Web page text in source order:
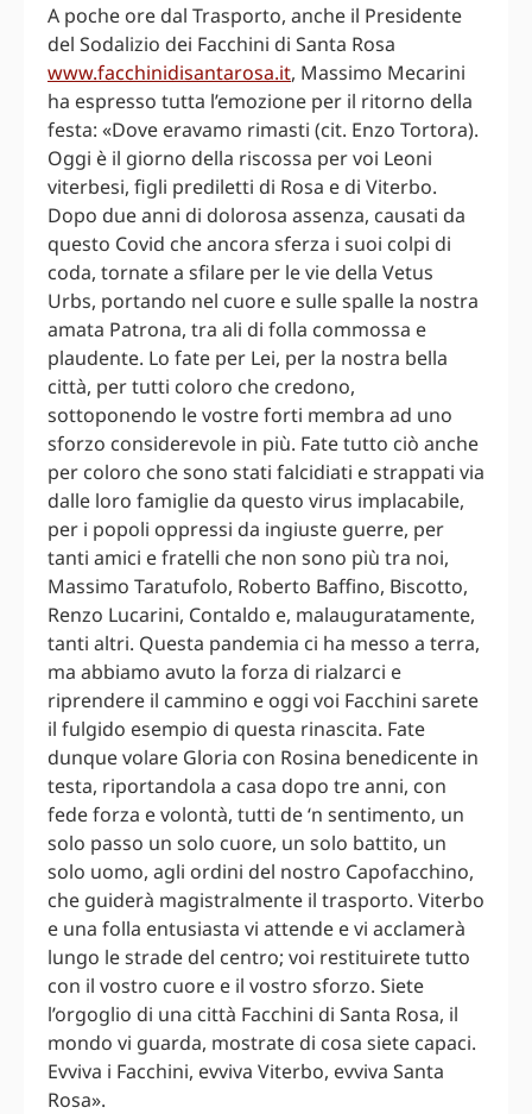
A poche ore dal Trasporto, anche il Presidente
del Sodalizio dei Facchini di Santa Rosa
www.facchinidisantarosa.it, Massimo Mecarini
ha espresso tutta l’emozione per il ritorno della
festa: «Dove eravamo rimasti (cit. Enzo Tortora).
Oggi è il giorno della riscossa per voi Leoni
viterbesi, figli prediletti di Rosa e di Viterbo.
Dopo due anni di dolorosa assenza, causati da
questo Covid che ancora sferza i suoi colpi di
coda, tornate a sfilare per le vie della Vetus
Urbs, portando nel cuore e sulle spalle la nostra
amata Patrona, tra ali di folla commossa e
plaudente. Lo fate per Lei, per la nostra bella
città, per tutti coloro che credono,
sottoponendo le vostre forti membra ad uno
sforzo considerevole in più. Fate tutto ciò anche
per coloro che sono stati falcidiati e strappati via
dalle loro famiglie da questo virus implacabile,
per i popoli oppressi da ingiuste guerre, per
tanti amici e fratelli che non sono più tra noi,
Massimo Taratufolo, Roberto Baffino, Biscotto,
Renzo Lucarini, Contaldo e, malauguratamente,
tanti altri. Questa pandemia ci ha messo a terra,
ma abbiamo avuto la forza di rialzarci e
riprendere il cammino e oggi voi Facchini sarete
il fulgido esempio di questa rinascita. Fate
dunque volare Gloria con Rosina benedicente in
testa, riportandola a casa dopo tre anni, con
fede forza e volontà, tutti de ‘n sentimento, un
solo passo un solo cuore, un solo battito, un
solo uomo, agli ordini del nostro Capofacchino,
che guiderà magistralmente il trasporto. Viterbo
e una folla entusiasta vi attende e vi acclamerà
lungo le strade del centro; voi restituirete tutto
con il vostro cuore e il vostro sforzo. Siete
l’orgoglio di una città Facchini di Santa Rosa, il
mondo vi guarda, mostrate di cosa siete capaci.
Evviva i Facchini, evviva Viterbo, evviva Santa
Rosa».